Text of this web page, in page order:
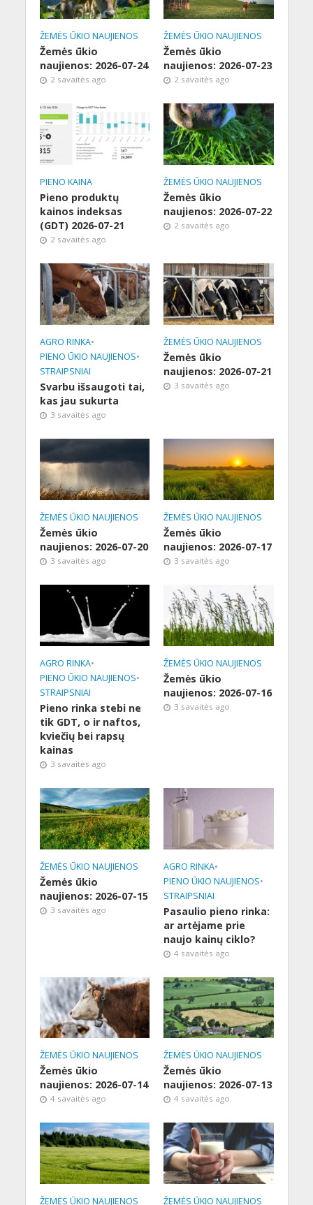
ŽEMĖS ŪKIO NAUJIENOS
Žemės ūkio
naujienos: 2026-07-24
2 savaitės ago
ŽEMĖS ŪKIO NAUJIENOS
Žemės ūkio
naujienos: 2026-07-23
2 savaitės ago
PIENO KAINA
Pieno produktų
kainos indeksas
(GDT) 2026-07-21
2 savaitės ago
ŽEMĖS ŪKIO NAUJIENOS
Žemės ūkio
naujienos: 2026-07-22
2 savaitės ago
AGRO RINKA•
PIENO ŪKIO NAUJIENOS•
STRAIPSNIAI
Svarbu išsaugoti tai,
kas jau sukurta
3 savaitės ago
ŽEMĖS ŪKIO NAUJIENOS
Žemės ūkio
naujienos: 2026-07-21
3 savaitės ago
ŽEMĖS ŪKIO NAUJIENOS
Žemės ūkio
naujienos: 2026-07-20
3 savaitės ago
ŽEMĖS ŪKIO NAUJIENOS
Žemės ūkio
naujienos: 2026-07-17
3 savaitės ago
AGRO RINKA•
PIENO ŪKIO NAUJIENOS•
STRAIPSNIAI
Pieno rinka stebi ne
tik GDT, o ir naftos,
kviečių bei rapsų
kainas
3 savaitės ago
ŽEMĖS ŪKIO NAUJIENOS
Žemės ūkio
naujienos: 2026-07-16
3 savaitės ago
ŽEMĖS ŪKIO NAUJIENOS
Žemės ūkio
naujienos: 2026-07-15
3 savaitės ago
AGRO RINKA•
PIENO ŪKIO NAUJIENOS•
STRAIPSNIAI
Pasaulio pieno rinka:
ar artėjame prie
naujo kainų ciklo?
4 savaitės ago
ŽEMĖS ŪKIO NAUJIENOS
Žemės ūkio
naujienos: 2026-07-14
4 savaitės ago
ŽEMĖS ŪKIO NAUJIENOS
Žemės ūkio
naujienos: 2026-07-13
4 savaitės ago
ŽEMĖS ŪKIO NAUJIENOS ŽEMĖS ŪKIO NAUJIENOS